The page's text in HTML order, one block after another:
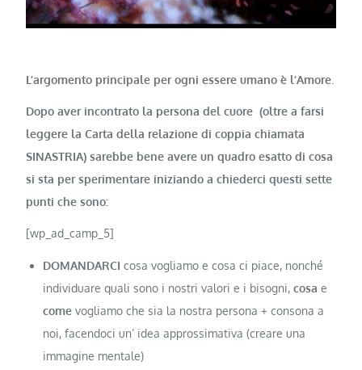
L’argomento principale per ogni essere umano è l’Amore.
Dopo aver incontrato la persona del cuore (oltre a farsi
leggere la Carta della relazione di coppia chiamata
SINASTRIA) sarebbe bene avere un quadro esatto di cosa
si sta per sperimentare iniziando a chiederci questi sette
punti che sono:
[wp_ad_camp_5]
DOMANDARCIcosa vogliamo e cosa ci piace, nonché
individuare quali sono i nostri valori e i bisogni,cosa e
come vogliamo che sia la nostra persona + consona a
noi, facendoci un’ idea approssimativa (creare una
immagine mentale)